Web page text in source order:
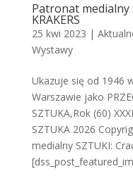
Patronat medialny
KRAKERS
25 kwi 2023 |
Wystawy
Ukazuje się od 1946
Warszawie jako
SZTUKA,Rok (60)
SZTUKA 2026
medialny SZTUKI: